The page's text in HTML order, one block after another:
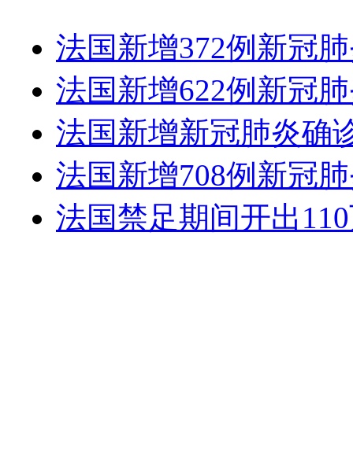
法国新增372例新冠
法国新增622例新冠
法国新增新冠肺炎确
法国新增708例新冠
法国禁足期间开出